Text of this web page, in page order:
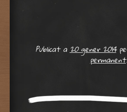
Publicat a20 gener 2014
permanent.